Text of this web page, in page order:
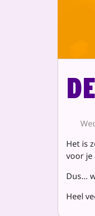
Het is
voor je
Dus…
Heel